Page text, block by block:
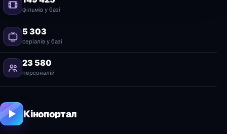
фільмів у базі
5 303
серіалів у базі
23 580
персоналій
Кінопортал